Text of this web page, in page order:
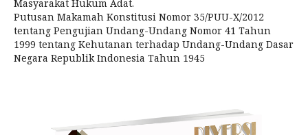
Masyarakat Hukum Adat.
Putusan Makamah Konstitusi Nomor 35/PUU-X/2012
tentang Pengujian Undang-Undang Nomor 41 Tahun
1999 tentang Kehutanan terhadap Undang-Undang Dasar
Negara Republik Indonesia Tahun 1945